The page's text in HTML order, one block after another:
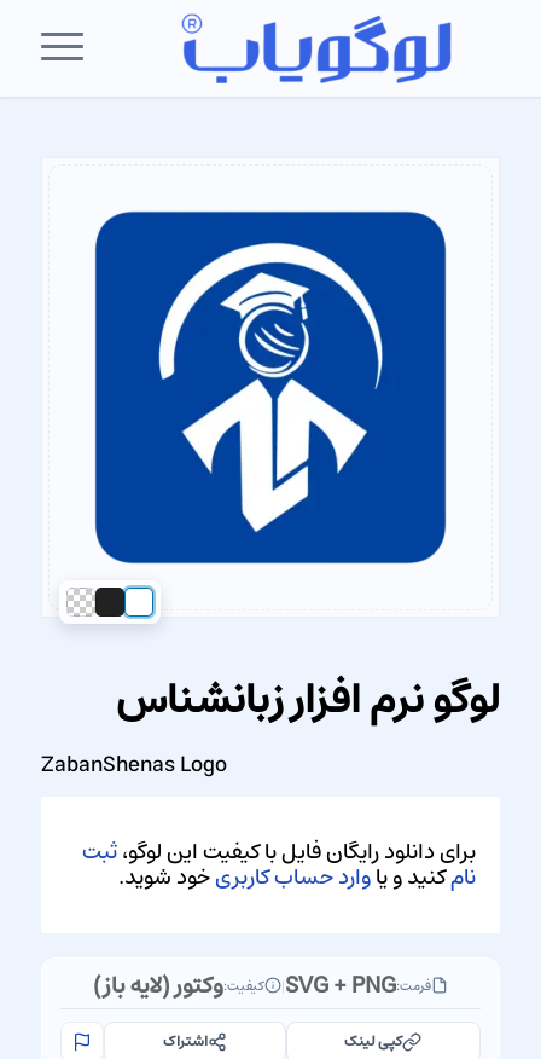
لوگو نرم افزار زبانشناس
ZabanShenas Logo
برای دانلود رایگان فایل با کیفیت این لوگو،ثبت
نامکنید و یاوارد حساب کاربریخود شوید.
فرمت:SVG + PNG
| کیفیت:وکتور (لایه باز)
کپی لینک اشتراک